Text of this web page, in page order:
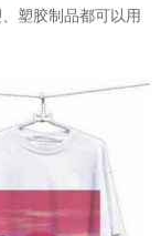
塑胶制品都可以用